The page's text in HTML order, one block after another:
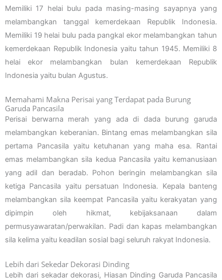
Memiliki 17 helai bulu pada masing-masing sayapnya yang
melambangkan tanggal kemerdekaan Republik Indonesia.
Memiliki 19 helai bulu pada pangkal ekor melambangkan tahun
kemerdekaan Republik Indonesia yaitu tahun 1945. Memiliki 8
helai ekor melambangkan bulan kemerdekaan Republik
Indonesia yaitu bulan Agustus.
Memahami Makna Perisai yang Terdapat pada Burung
Garuda Pancasila
Perisai berwarna merah yang ada di dada burung garuda
melambangkan keberanian. Bintang emas melambangkan sila
pertama Pancasila yaitu ketuhanan yang maha esa. Rantai
emas melambangkan sila kedua Pancasila yaitu kemanusiaan
yang adil dan beradab. Pohon beringin melambangkan sila
ketiga Pancasila yaitu persatuan Indonesia. Kepala banteng
melambangkan sila keempat Pancasila yaitu kerakyatan yang
dipimpin oleh hikmat, kebijaksanaan dalam
permusyawaratan/perwakilan. Padi dan kapas melambangkan
sila kelima yaitu keadilan sosial bagi seluruh rakyat Indonesia.
Lebih dari Sekedar Dekorasi Dinding
Lebih dari sekadar dekorasi, Hiasan Dinding Garuda Pancasila